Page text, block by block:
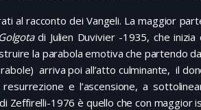
al racconto dei Vangeli. La maggior
Golgotadi Julien Duvivier -1935, che
la parabola emotiva che partendo
arriva poi all’atto culminante, il
e l’ascensione, a
Zeffirelli-1976 è quello che con